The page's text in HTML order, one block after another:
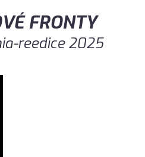
FRONTY
reedice 2025